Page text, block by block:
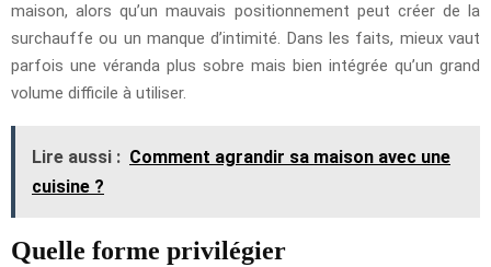
maison, alors qu’un mauvais positionnement peut créer de la
surchauffe ou un manque d’intimité. Dans les faits, mieux vaut
parfois une véranda plus sobre mais bien intégrée qu’un grand
volume difficile à utiliser.
Lire aussi : Comment agrandir sa maison avec une
cuisine ?
Quelle forme privilégier